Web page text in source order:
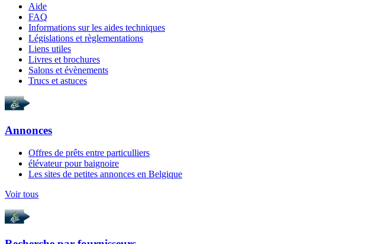
Aide
FAQ
Informations sur les aides techniques
Législations et règlementations
Liens utiles
Livres et brochures
Salons et évènements
Trucs et astuces
Annonces
Offres de prêts entre particulliers
élévateur pour baignoire
Les sites de petites annonces en Belgique
Voir tous